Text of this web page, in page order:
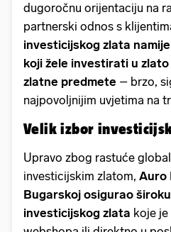
dugoročnu orijentaciju na
partnerski odnos s
investicijskog zlata
koji žele investirati u
zlatne predmete – brzo,
najpovoljnijim uvjetima na
Velik izbor
Upravo zbog rastuće
investicijskim zlatom, Auro
Bugarskoj osigurao
investicijskog zlata koje